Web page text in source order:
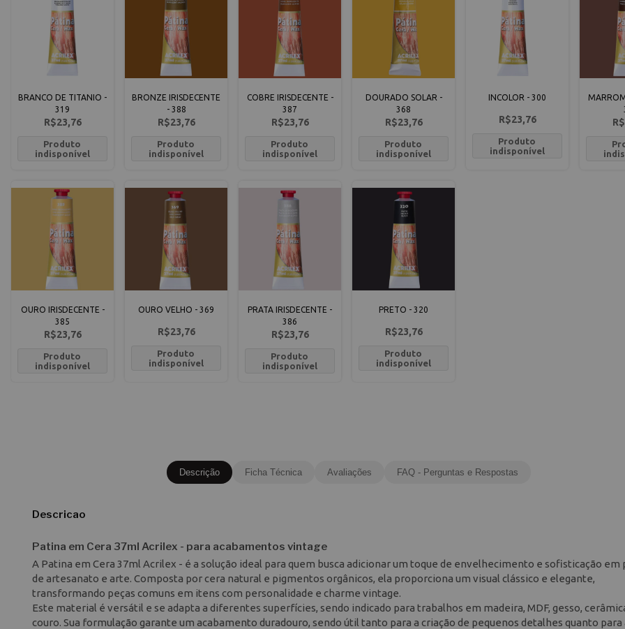
BRANCO DE TITANIO -
319
R$23,76
Produto
indisponível
BRONZE IRISDECENTE
- 388
R$23,76
Produto
indisponível
COBRE IRISDECENTE -
387
R$23,76
Produto
indisponível
DOURADO SOLAR -
368
R$23,76
Produto
indisponível
INCOLOR - 300
R$23,76
Produto
indisponível
OURO IRISDECENTE -
385
R$23,76
Produto
indisponível
OURO VELHO - 369
R$23,76
Produto
indisponível
PRATA IRISDECENTE -
386
R$23,76
Produto
indisponível
PRETO - 320
R$23,76
Produto
indisponível
Descrição Ficha Técnica Avaliações FAQ - Perguntas e Respostas
Descricao
Patina em Cera 37ml Acrilex - para acabamentos vintage
A Patina em Cera 37ml Acrilex - é a solução ideal para quem busca adicionar um toque de envelhecimento e sofisticação em
de artesanato e arte. Composta por cera natural e pigmentos orgânicos, ela proporciona um visual clássico e elegante,
transformando peças comuns em itens com personalidade e charme vintage.
Este material é versátil e se adapta a diferentes superfícies, sendo indicado para trabalhos em madeira, MDF, gesso,
couro. Sua formulação garante um acabamento duradouro, sendo útil tanto para a criação de pequenos detalhes quanto para